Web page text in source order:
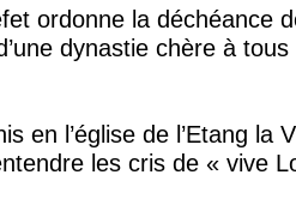
ordonne la déchéance
dynastie chère à
en l’église de l’Etang la
les cris de « vive